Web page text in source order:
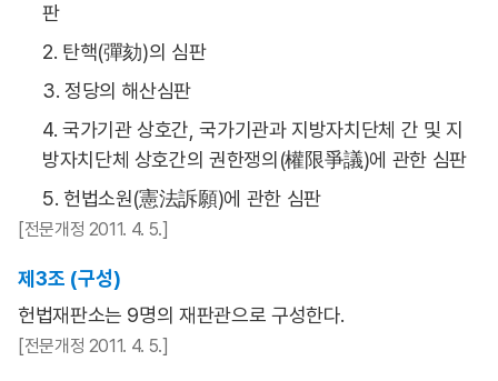
판
2. 탄핵(彈劾)의 심판
3. 정당의 해산심판
4. 국가기관 상호간, 국가기관과 지방자치단체 간 및 지
방자치단체 상호간의 권한쟁의(權限爭議)에 관한 심판
5. 헌법소원(憲法訴願)에 관한 심판
[전문개정 2011. 4. 5.]
제3조 (구성)
헌법재판소는 9명의 재판관으로 구성한다.
[전문개정 2011. 4. 5.]